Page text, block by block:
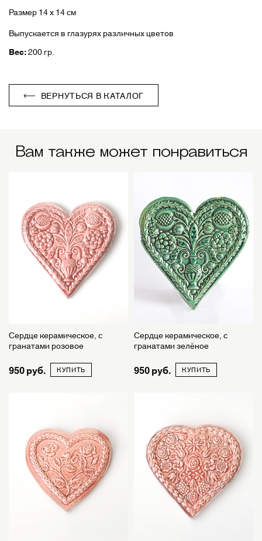
Размер 14 х 14 см
Выпускается в глазурях различных цветов
Вес:200 гр.
ВЕРНУТЬСЯ В КАТАЛОГ
Вам также может понравиться
Сердце керамическое, с
гранатами розовое
950 КУПИТЬ
Сердце керамическое, с
гранатами зелёное
950 КУПИТЬ